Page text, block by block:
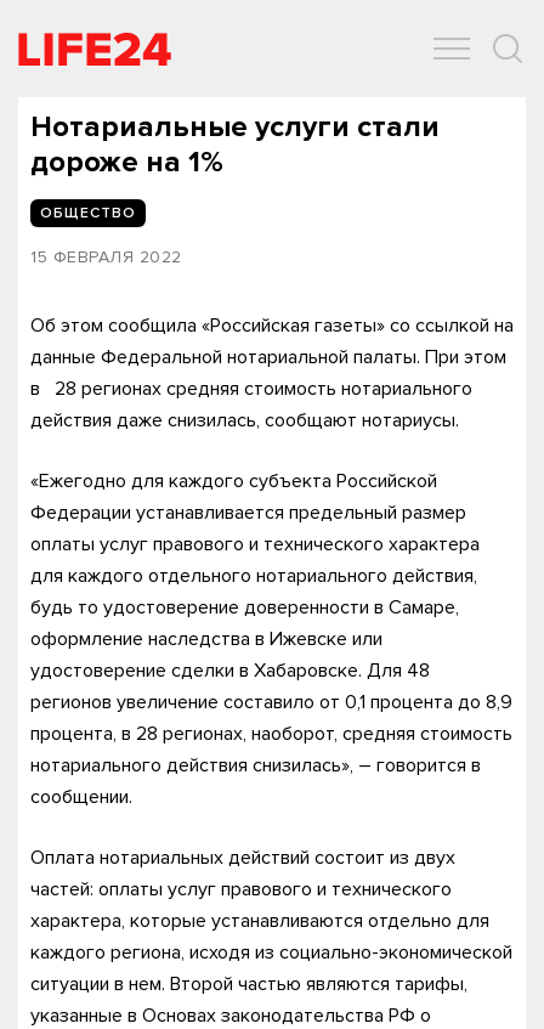
Нотариальные услуги стали
дороже на 1%
ОБЩЕСТВО
15 ФЕВРАЛЯ 2022
Об этом сообщила «Российская газеты» со ссылкой на
данные Федеральной нотариальной палаты. При этом
в 28 регионах средняя стоимость нотариального
действия даже снизилась, сообщают нотариусы.
«Ежегодно для каждого субъекта Российской
Федерации устанавливается предельный размер
оплаты услуг правового и технического характера
для каждого отдельного нотариального действия,
будь то удостоверение доверенности в Самаре,
оформление наследства в Ижевске или
удостоверение сделки в Хабаровске. Для 48
регионов увеличение составило от 0,1 процента до 8,9
процента, в 28 регионах, наоборот, средняя стоимость
нотариального действия снизилась», – говорится в
сообщении.
Оплата нотариальных действий состоит из двух
частей: оплаты услуг правового и технического
характера, которые устанавливаются отдельно для
каждого региона, исходя из социально-экономической
ситуации в нем. Второй частью являются тарифы,
указанные в Основах законодательства РФ о